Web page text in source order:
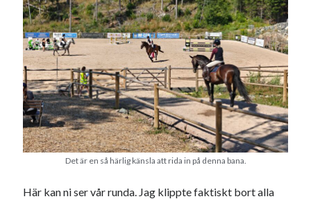
november 2024
oktober 2024
september 2024
augusti 2024
juli 2024
juni 2024
maj 2024
april 2024
mars 2024
februari 2024
december 2023
Det är en så härlig känsla att rida in på denna bana.
Här kan ni ser vår runda. Jag klippte faktiskt bort alla